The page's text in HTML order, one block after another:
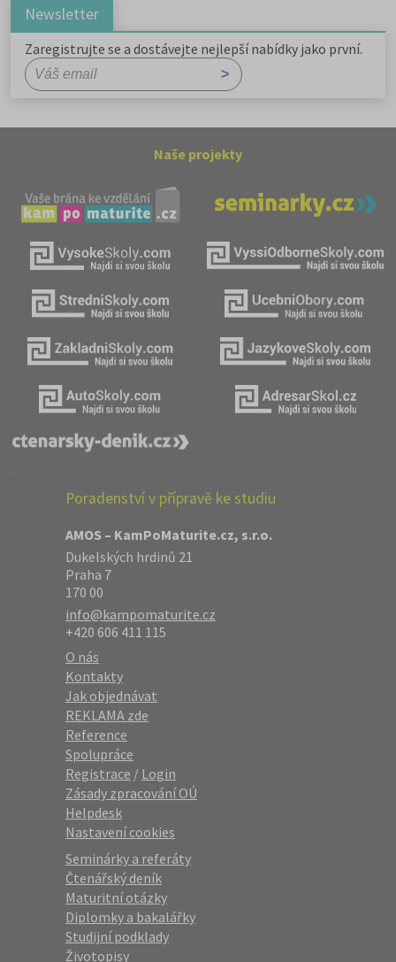
Newsletter
Zaregistrujte se a dostávejte nejlepší nabídky jako první.
Naše projekty
Poradenství v přípravě ke studiu
AMOS – KamPoMaturite.cz, s.r.o.
Dukelských hrdinů 21
Praha 7
170 00
info@kampomaturite.cz
+420 606 411 115
O nás
Kontakty
Jak objednávat
REKLAMA zde
Reference
Spolupráce
Registrace / Login
Zásady zpracování OÚ
Helpdesk
Nastavení cookies
Seminárky a referáty
Čtenářský deník
Maturitní otázky
Diplomky a bakalářky
Studijní podklady
Životopisy